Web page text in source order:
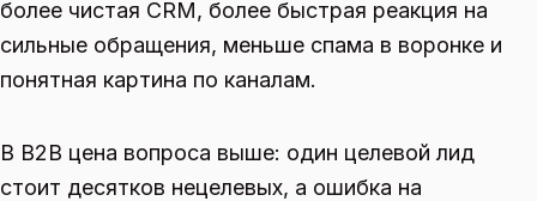
более чистая CRM, более быстрая реакция на
сильные обращения, меньше спама в воронке и
понятная картина по каналам.
В B2B цена вопроса выше: один целевой лид
стоит десятков нецелевых, а ошибка на